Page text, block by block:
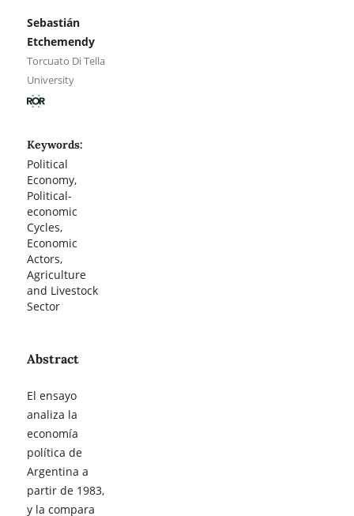
Sebastián
Etchemendy
Torcuato Di Tella
University
Keywords:
Political
Economy,
Political-
economic
Cycles,
Economic
Actors,
Agriculture
and Livestock
Sector
Abstract
El ensayo
analiza la
economía
política de
Argentina a
partir de 1983,
y la compara